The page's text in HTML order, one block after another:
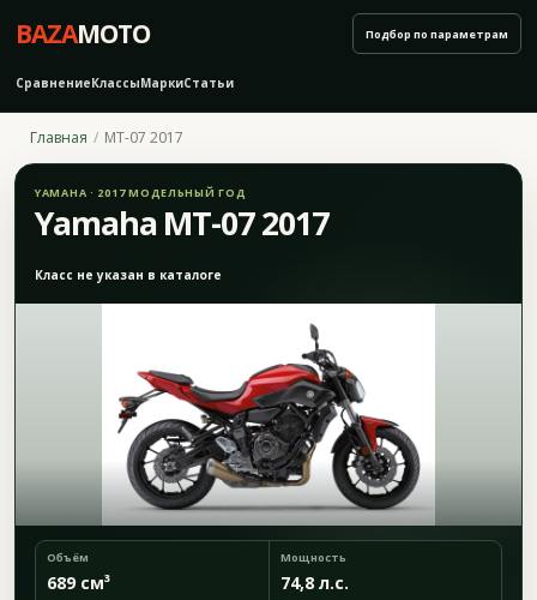
BAZAMOTO
СравнениеКлассыМаркиСтатьи
Подбор по параметрам
Главная MT-07 2017
YAMAHA · 2017 МОДЕЛЬНЫЙ ГОД
Yamaha MT-07 2017
Класс не указан в каталоге
Объём
689 см³
Мощность
74,8 л.с.